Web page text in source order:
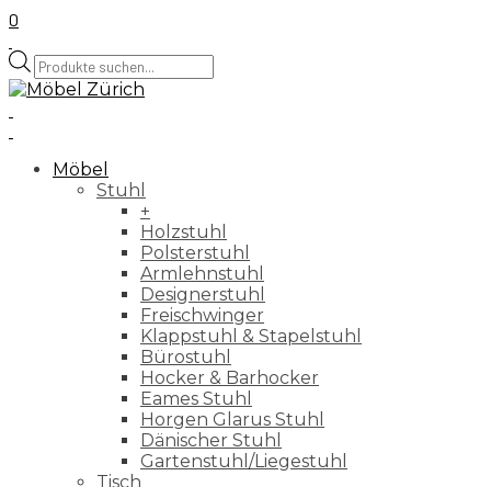
0
Products
search
Möbel
Stuhl
+
Holzstuhl
Polsterstuhl
Armlehnstuhl
Designerstuhl
Freischwinger
Klappstuhl & Stapelstuhl
Bürostuhl
Hocker & Barhocker
Eames Stuhl
Horgen Glarus Stuhl
Dänischer Stuhl
Gartenstuhl/Liegestuhl
Tisch